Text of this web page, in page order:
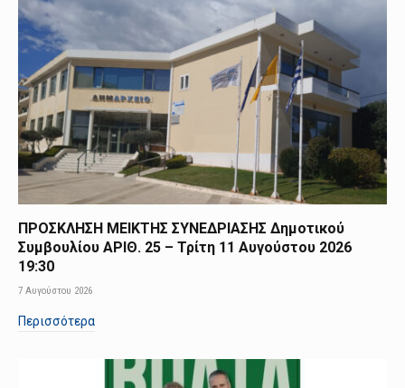
ΠΡΟΣΚΛΗΣΗ ΜΕΙΚΤΗΣ ΣΥΝΕΔΡΙΑΣΗΣ Δημοτικού
Συμβουλίου ΑΡΙΘ. 25 – Τρίτη 11 Αυγούστου 2026
19:30
7 Αυγούστου 2026
Περισσότερα